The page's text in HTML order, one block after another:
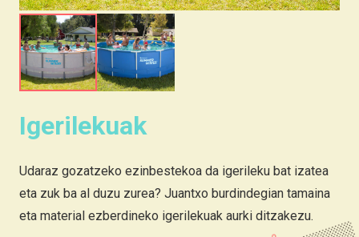
Igerilekuak
Udaraz gozatzeko ezinbestekoa da igerileku bat izatea
eta zuk ba al duzu zurea? Juantxo burdindegian tamaina
eta material ezberdineko igerilekuak aurki ditzakezu.